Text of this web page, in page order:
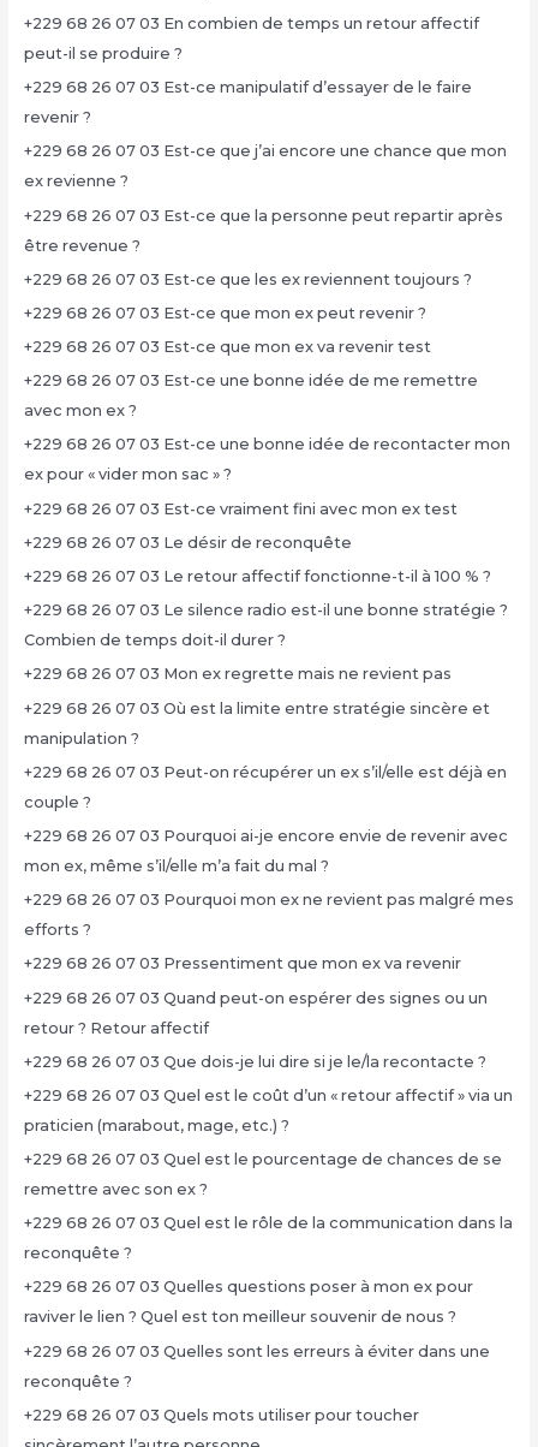
+229 68 26 07 03 En combien de temps un retour affectif
peut-il se produire ?
+229 68 26 07 03 Est-ce manipulatif d’essayer de le faire
revenir ?
+229 68 26 07 03 Est-ce que j’ai encore une chance que mon
ex revienne ?
+229 68 26 07 03 Est-ce que la personne peut repartir après
être revenue ?
+229 68 26 07 03 Est-ce que les ex reviennent toujours ?
+229 68 26 07 03 Est-ce que mon ex peut revenir ?
+229 68 26 07 03 Est-ce que mon ex va revenir test
+229 68 26 07 03 Est-ce une bonne idée de me remettre
avec mon ex ?
+229 68 26 07 03 Est-ce une bonne idée de recontacter mon
ex pour « vider mon sac » ?
+229 68 26 07 03 Est-ce vraiment fini avec mon ex test
+229 68 26 07 03 Le désir de reconquête
+229 68 26 07 03 Le retour affectif fonctionne-t-il à 100 % ?
+229 68 26 07 03 Le silence radio est-il une bonne stratégie ?
Combien de temps doit-il durer ?
+229 68 26 07 03 Mon ex regrette mais ne revient pas
+229 68 26 07 03 Où est la limite entre stratégie sincère et
manipulation ?
+229 68 26 07 03 Peut-on récupérer un ex s’il/elle est déjà en
couple ?
+229 68 26 07 03 Pourquoi ai-je encore envie de revenir avec
mon ex, même s’il/elle m’a fait du mal ?
+229 68 26 07 03 Pourquoi mon ex ne revient pas malgré mes
efforts ?
+229 68 26 07 03 Pressentiment que mon ex va revenir
+229 68 26 07 03 Quand peut-on espérer des signes ou un
retour ? Retour affectif
+229 68 26 07 03 Que dois-je lui dire si je le/la recontacte ?
+229 68 26 07 03 Quel est le coût d’un « retour affectif » via un
praticien (marabout, mage, etc.) ?
+229 68 26 07 03 Quel est le pourcentage de chances de se
remettre avec son ex ?
+229 68 26 07 03 Quel est le rôle de la communication dans la
reconquête ?
+229 68 26 07 03 Quelles questions poser à mon ex pour
raviver le lien ? Quel est ton meilleur souvenir de nous ?
+229 68 26 07 03 Quelles sont les erreurs à éviter dans une
reconquête ?
+229 68 26 07 03 Quels mots utiliser pour toucher